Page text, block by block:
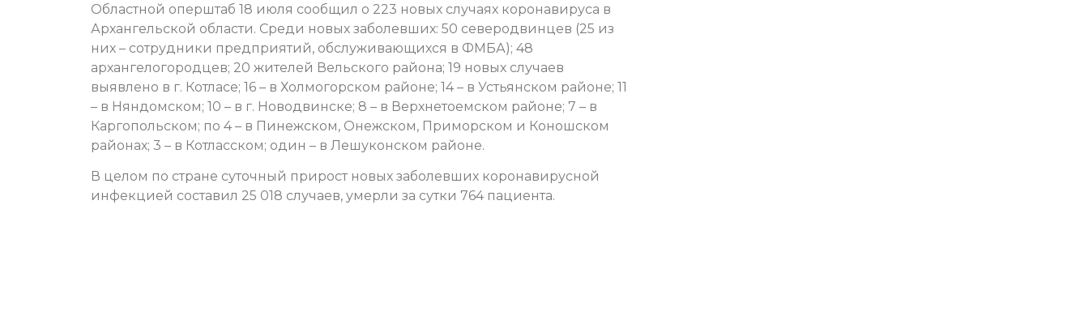
Областной оперштаб 18 июля сообщил о 223 новых случаях коронавируса в
Архангельской области. Среди новых заболевших: 50 северодвинцев (25 из
них – сотрудники предприятий, обслуживающихся в ФМБА); 48
архангелогородцев; 20 жителей Вельского района; 19 новых случаев
выявлено в г. Котласе; 16 – в Холмогорском районе; 14 – в Устьянском районе; 11
– в Няндомском; 10 – в г. Новодвинске; 8 – в Верхнетоемском районе; 7 – в
Каргопольском; по 4 – в Пинежском, Онежском, Приморском и Коношском
районах; 3 – в Котласском; один – в Лешуконском районе.
В целом по стране суточный прирост новых заболевших коронавирусной
инфекцией составил 25 018 случаев, умерли за сутки 764 пациента.